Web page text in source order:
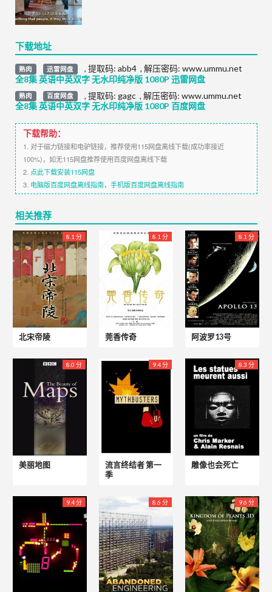
下载地址
熟肉 迅雷网盘
全8集 英语中英双字 无水印纯净版 1080P 迅雷网盘
, 提取码: abb4, 解压密码: www.ummu.net
熟肉 百度网盘
全8集 英语中英双字 无水印纯净版 1080P 百度网盘
, 提取码: gagc, 解压密码: www.ummu.net
下载帮助：
1. 对于磁力链接和电驴链接，推荐使用115网盘离线下载(成功率接近
100%)，如无115网盘推荐使用百度网盘离线下载
2. 点此下载安装115网盘
3. 电脑版百度网盘离线指南， 手机版百度网盘离线指南
相关推荐
8.1 分
北宋帝陵
8.1 分
莞香传奇
8.1 分
阿波罗13号
8.0 分
美丽地图
9.4 分
流言终结者 第一
季
8.3 分
雕像也会死亡
9.4 分 8.6 分 9.6 分